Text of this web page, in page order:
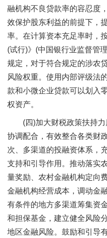
融机构不良贷款率的容忍度
效保护股东利益的前提下，
率。在计算资本充足率时，
(试行)》(中国银行业监督管
规定，对于符合规定的涉农
风险权重。使用内部评级法
款和小微企业贷款可以划入
权资产。
(四)加大财税政策扶持
协调配合，有效整合各类财
次、多渠道的投融资体系，
支持和引导作用。推动落实
量奖励、农村金融机构定向
金融机构经营成本，调动金
有条件的地方多渠道筹集资
和担保基金，建立健全风险
地区金融风险。鼓励和引导